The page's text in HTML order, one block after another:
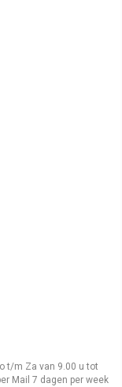
t/m Za van 9.00 u tot
Mail 7 dagen per week